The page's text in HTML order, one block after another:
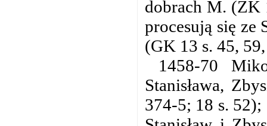
dobrach M. (ZK
procesują się ze
(GK 13 s. 45,
1458-70
Stanisława,
374-5; 18 s. 52);